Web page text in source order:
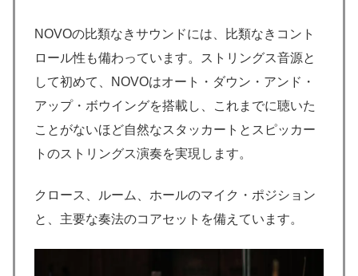
NOVOの比類なきサウンドには、比類なきコント
ロール性も備わっています。ストリングス音源と
して初めて、NOVOはオート・ダウン・アンド・
アップ・ボウイングを搭載し、これまでに聴いた
ことがないほど自然なスタッカートとスピッカー
トのストリングス演奏を実現します。
クロース、ルーム、ホールのマイク・ポジション
と、主要な奏法のコアセットを備えています。